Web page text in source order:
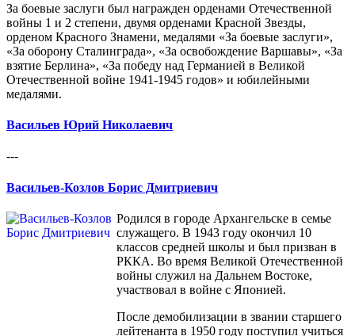
За боевые заслуги был награжден орденами Отечественной
войны 1 и 2 степени, двумя орденами Красной Звезды,
орденом Красного Знамени, медалями «За боевые заслуги»,
«За оборону Сталинграда», «За освобождение Варшавы», «За
взятие Берлина», «За победу над Германией в Великой
Отечественной войне 1941-1945 годов» и юбилейными
медалями.
Васильев Юрий Николаевич
---
Васильев-Козлов Борис Дмитриевич
Родился в городе Архангельске в семье
служащего. В 1943 году окончил 10
классов средней школы и был призван в
РККА. Во время Великой Отечественной
войны служил на Дальнем Востоке,
участвовал в войне с Японией.
После демобилизации в звании старшего
лейтенанта в 1950 году поступил учиться